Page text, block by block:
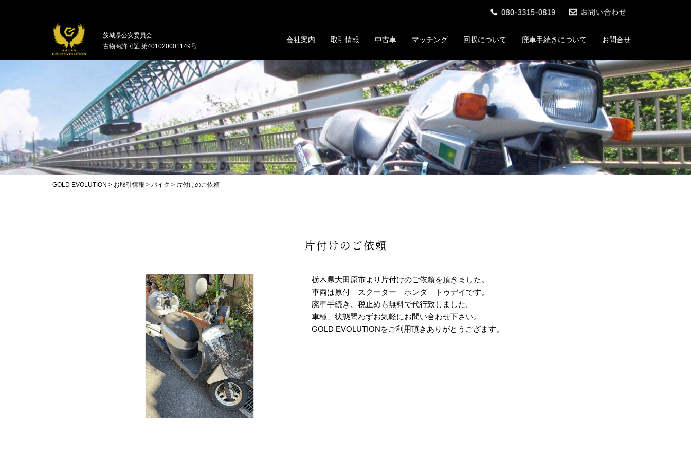
茨城県公安委員会
古物商許可証 第401020001149号
会社案内 取引情報 中古車 マッチング 回収について 廃車手続きについて お問合せ
GOLD EVOLUTION > お取引情報 > バイク > 片付けのご依頼
片付けのご依頼
栃木県大田原市より片付けのご依頼を頂きました。
車両は原付 スクーター ホンダ トゥデイです。
廃車手続き、税止めも無料で代行致しました。
車種、状態問わずお気軽にお問い合わせ下さい。
GOLD EVOLUTIONをご利用頂きありがとうござます。